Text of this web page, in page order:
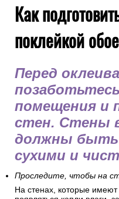
Как
поклейкой
Перед
помещения и
стен. Стены
должны
сухими и
Проследите, чтобы на
На стенах, которые имеют